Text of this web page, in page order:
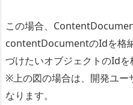
この場合、
contentDocumentのIdを格
づけたいオブジェクトのIdを
※上の図の場合は、開発ユー
なります。